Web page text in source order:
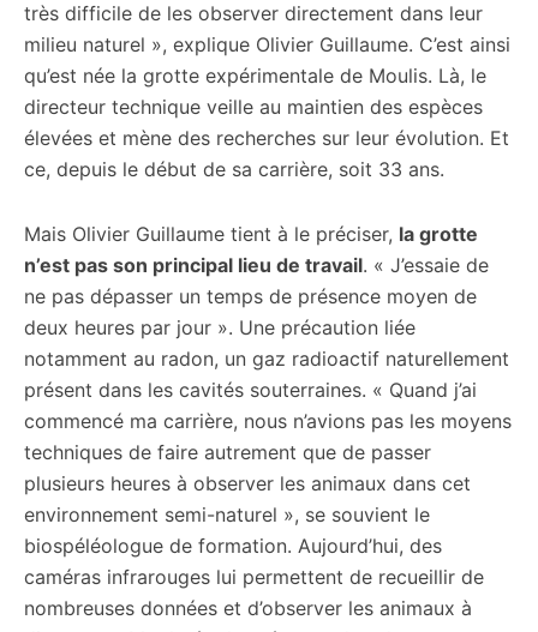
très difficile de les observer directement dans leur
milieu naturel », explique Olivier Guillaume. C’est ainsi
qu’est née la grotte expérimentale de Moulis. Là, le
directeur technique veille au maintien des espèces
élevées et mène des recherches sur leur évolution. Et
ce, depuis le début de sa carrière, soit 33 ans.
Mais Olivier Guillaume tient à le préciser, la grotte
n’est pas son principal lieu de travail. « J’essaie de
ne pas dépasser un temps de présence moyen de
deux heures par jour ». Une précaution liée
notamment au radon, un gaz radioactif naturellement
présent dans les cavités souterraines. « Quand j’ai
commencé ma carrière, nous n’avions pas les moyens
techniques de faire autrement que de passer
plusieurs heures à observer les animaux dans cet
environnement semi-naturel », se souvient le
biospéléologue de formation. Aujourd’hui, des
caméras infrarouges lui permettent de recueillir de
nombreuses données et d’observer les animaux à